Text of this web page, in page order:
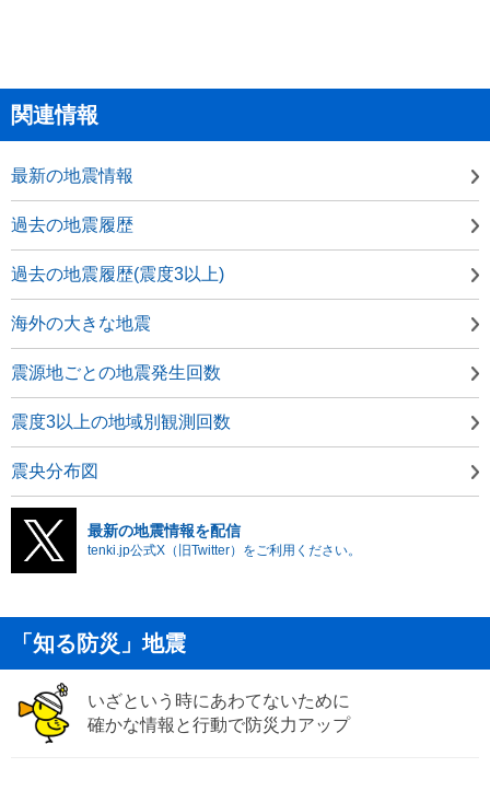
関連情報
最新の地震情報
過去の地震履歴
過去の地震履歴(震度3以上)
海外の大きな地震
震源地ごとの地震発生回数
震度3以上の地域別観測回数
震央分布図
最新の地震情報を配信
tenki.jp公式X（旧Twitter）をご利用ください。
「知る防災」地震
いざという時にあわてないために
確かな情報と行動で防災力アップ